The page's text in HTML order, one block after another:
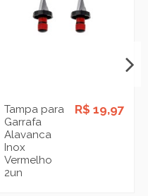
Tampa para
Garrafa
Alavanca
Inox
Vermelho
2un
R$ 19,97